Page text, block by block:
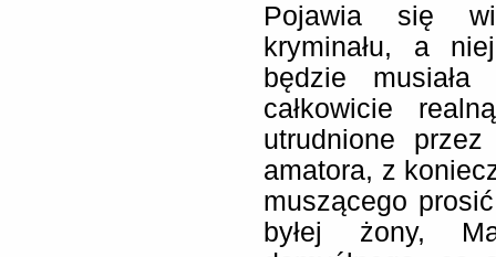
Pojawia się
kryminału, a
będzie
całkowicie
utrudnione przez
amatora, z
muszącego
byłej żony,